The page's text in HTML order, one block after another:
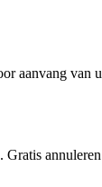
aanvang van